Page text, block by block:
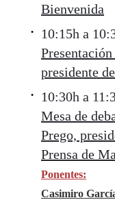
Bienvenida
10:15h a
presidente
10:30h a
Mesa de
Prego,
Prensa de
Ponentes:
Casimiro